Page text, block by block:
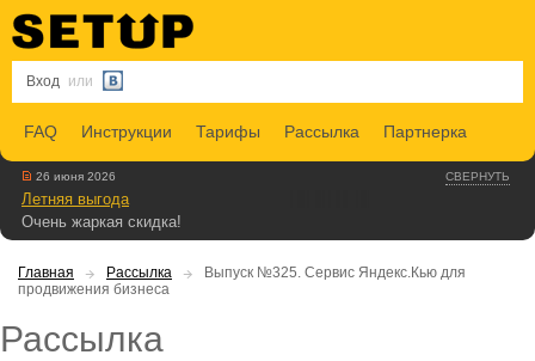
Вход или
FAQ Инструкции Тарифы Рассылка Партнерка
СВЕРНУТЬ
26 июня 2026
Летняя выгода
Очень жаркая скидка!
Главная Рассылка
Выпуск №325. Сервис Яндекс.Кью для
продвижения бизнеса
Рассылка